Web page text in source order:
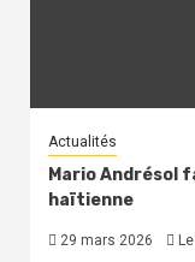
Actualités
Mario Andrésol
haïtienne
29 mars 2026